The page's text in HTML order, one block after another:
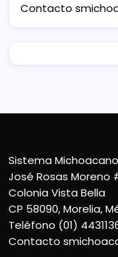
Contacto
Sistema
José Rosas Moreno
Colonia Vista Bella
CP 58090, Morelia,
Teléfono (01)
Contacto